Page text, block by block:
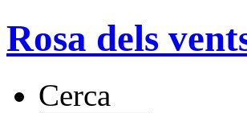
Rosa dels
Cerca